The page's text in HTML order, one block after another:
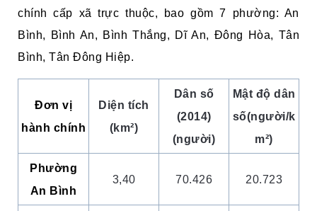
chính cấp xã trực thuộc, bao gồm 7 phường: An
Bình, Bình An, Bình Thắng, Dĩ An, Đông Hòa, Tân
Bình, Tân Đông Hiệp.
Ðơn vị
hành chính
Diện tích
(km²)
Dân số
(2014)
(người)
Mật độ dân
số(người/k
m²)
Phường
An Bình
3,40 70.426 20.723